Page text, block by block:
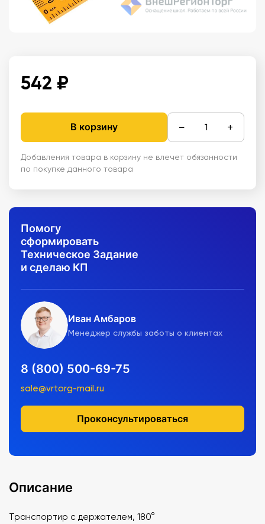
542 ₽
В корзину − +
Добавления товара в корзину не влечет обязанности
по покупке данного товара
Помогу
сформировать
Техническое Задание
и сделаю КП
Иван Амбаров
Менеджер службы заботы о клиентах
8 (800) 500-69-75
sale@vrtorg-mail.ru
Проконсультироваться
Описание
Транспортир с держателем, 180°